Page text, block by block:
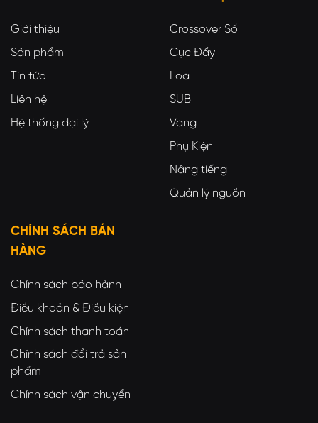
Giới thiệu
Sản phẩm
Tin tức
Liên hệ
Hệ thống đại lý
Crossover Số
Cục Đẩy
Loa
SUB
Vang
Phụ Kiện
Nâng tiếng
Quản lý nguồn
CHÍNH SÁCH BÁN
HÀNG
Chính sách bảo hành
Điều khoản & Điều kiện
Chính sách thanh toán
Chính sách đổi trả sản
phẩm
Chính sách vận chuyển